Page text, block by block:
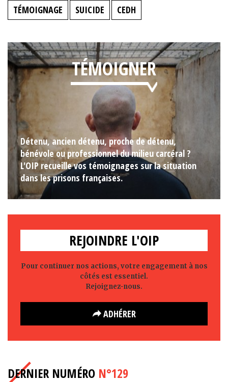
TÉMOIGNAGE SUICIDE CEDH
TÉMOIGNER
Détenu, ancien détenu, proche de détenu,
bénévole ou professionnel du milieu carcéral ?
L'OIP recueille vos témoignages sur la situation
dans les prisons françaises.
REJOINDRE L'OIP
Pour continuer nos actions, votre engagement à nos
côtés est essentiel.
Rejoignez-nous.
ADHÉRER
DERNIER NUMÉRO N°129